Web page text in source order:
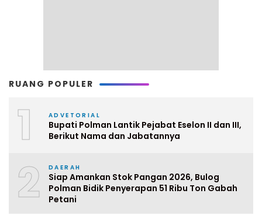
RUANG POPULER
1 ADVETORIAL
Bupati Polman Lantik Pejabat Eselon II dan III,
Berikut Nama dan Jabatannya
2 DAERAH
Siap Amankan Stok Pangan 2026, Bulog
Polman Bidik Penyerapan 51 Ribu Ton Gabah
Petani